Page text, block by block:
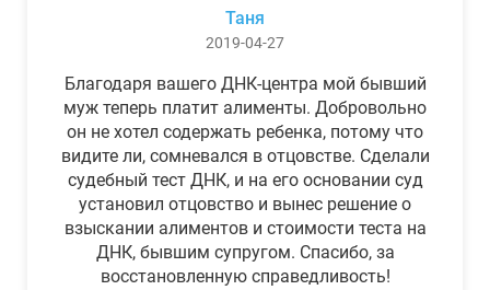
Таня
2019-04-27
Благодаря вашего ДНК-центра мой бывший
муж теперь платит алименты. Добровольно
он не хотел содержать ребенка, потому что
видите ли, сомневался в отцовстве. Сделали
судебный тест ДНК, и на его основании суд
установил отцовство и вынес решение о
взыскании алиментов и стоимости теста на
ДНК, бывшим супругом. Спасибо, за
восстановленную справедливость!